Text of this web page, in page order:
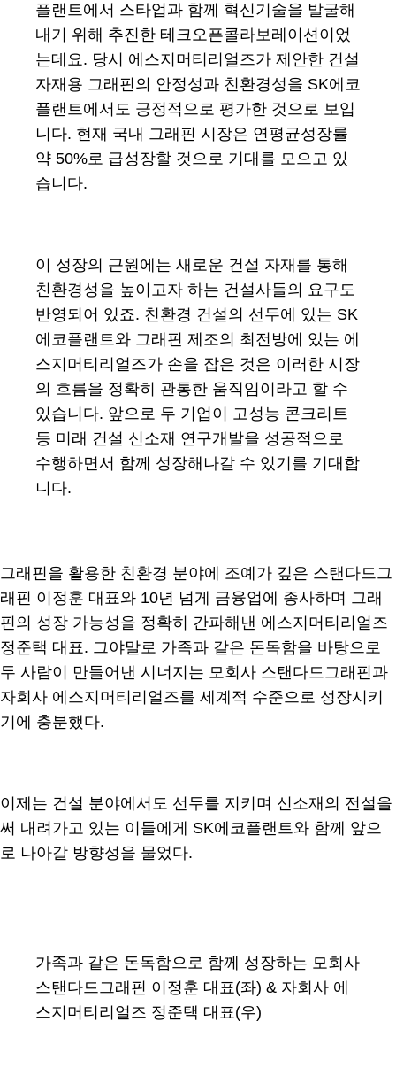
플랜트에서 스타업과 함께 혁신기술을 발굴해
내기 위해 추진한 테크오픈콜라보레이션이었
는데요. 당시 에스지머티리얼즈가 제안한 건설
자재용 그래핀의 안정성과 친환경성을 SK에코
플랜트에서도 긍정적으로 평가한 것으로 보입
니다. 현재 국내 그래핀 시장은 연평균성장률
약 50%로 급성장할 것으로 기대를 모으고 있
습니다.
이 성장의 근원에는 새로운 건설 자재를 통해
친환경성을 높이고자 하는 건설사들의 요구도
반영되어 있죠. 친환경 건설의 선두에 있는 SK
에코플랜트와 그래핀 제조의 최전방에 있는 에
스지머티리얼즈가 손을 잡은 것은 이러한 시장
의 흐름을 정확히 관통한 움직임이라고 할 수
있습니다. 앞으로 두 기업이 고성능 콘크리트
등 미래 건설 신소재 연구개발을 성공적으로
수행하면서 함께 성장해나갈 수 있기를 기대합
니다.
그래핀을 활용한 친환경 분야에 조예가 깊은 스탠다드그
래핀 이정훈 대표와 10년 넘게 금융업에 종사하며 그래
핀의 성장 가능성을 정확히 간파해낸 에스지머티리얼즈
정준택 대표. 그야말로 가족과 같은 돈독함을 바탕으로
두 사람이 만들어낸 시너지는 모회사 스탠다드그래핀과
자회사 에스지머티리얼즈를 세계적 수준으로 성장시키
기에 충분했다.
이제는 건설 분야에서도 선두를 지키며 신소재의 전설을
써 내려가고 있는 이들에게 SK에코플랜트와 함께 앞으
로 나아갈 방향성을 물었다.
가족과 같은 돈독함으로 함께 성장하는 모회사
스탠다드그래핀 이정훈 대표(좌) & 자회사 에
스지머티리얼즈 정준택 대표(우)